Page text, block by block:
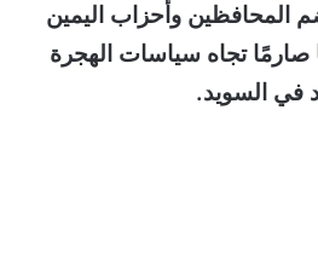
المحافظين وأحزاب اليمين
صارمًا تجاه سياسات الهجرة
في السويد.